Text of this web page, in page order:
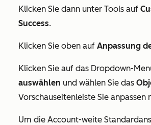
Klicken Sie dann unter Tools auf
Success.
Klicken Sie oben auf Anpassung
Klicken Sie auf das Dropdown-
auswählen und wählen Sie das
Vorschauseitenleiste Sie anpassen
Um die Account-weite